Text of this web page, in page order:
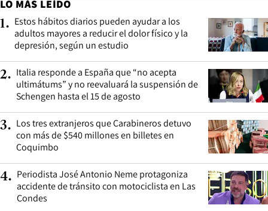
LO MÁS LEÍDO
1. Estos hábitos diarios pueden ayudar a los
adultos mayores a reducir el dolor físico y la
depresión, según un estudio
2. Italia responde a España que “no acepta
ultimátums” y no reevaluará la suspensión de
Schengen hasta el 15 de agosto
3. Los tres extranjeros que Carabineros detuvo
con más de $540 millones en billetes en
Coquimbo
4. Periodista José Antonio Neme protagoniza
accidente de tránsito con motociclista en Las
Condes